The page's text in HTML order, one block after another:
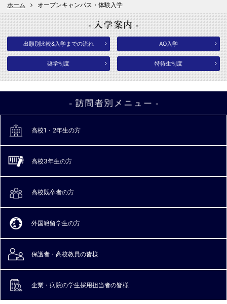
ホーム オープンキャンパス・体験入学
出願別比較&入学までの流れ AO入学
奨学制度 特待生制度
高校1・2年生の方
高校3年生の方
高校既卒者の方
外国籍留学生の方
保護者・高校教員の皆様
企業・病院の学生採用担当者の皆様